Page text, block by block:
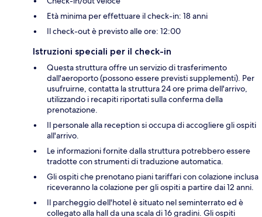
Età minima per effettuare il check-in: 18 anni
Il check-out è previsto alle ore: 12:00
Istruzioni speciali per il check-in
Questa struttura offre un servizio di trasferimento
dall'aeroporto (possono essere previsti supplementi). Per
usufruirne, contatta la struttura 24 ore prima dell'arrivo,
utilizzando i recapiti riportati sulla conferma della
prenotazione.
Il personale alla reception si occupa di accogliere gli ospiti
all'arrivo.
Le informazioni fornite dalla struttura potrebbero essere
tradotte con strumenti di traduzione automatica.
Gli ospiti che prenotano piani tariffari con colazione inclusa
riceveranno la colazione per gli ospiti a partire dai 12 anni.
Il parcheggio dell'hotel è situato nel seminterrato ed è
collegato alla hall da una scala di 16 gradini. Gli ospiti